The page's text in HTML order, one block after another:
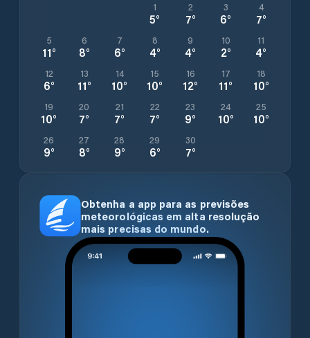
1
5°
2
7°
3
6°
4
7°
5
11°
6
8°
7
6°
8
4°
9
4°
10
2°
11
4°
12
6°
13
11°
14
10°
15
10°
16
12°
17
11°
18
10°
19
10°
20
7°
21
7°
22
7°
23
9°
24
10°
25
10°
26
9°
27
8°
28
9°
29
6°
30
7°
Obtenha a app para as previsões
meteorológicas em alta resolução
mais precisas do mundo.